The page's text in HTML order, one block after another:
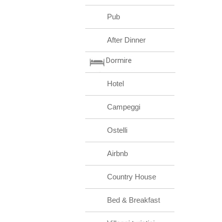
Pub
After Dinner
Dormire
Hotel
Campeggi
Ostelli
Airbnb
Country House
Bed & Breakfast